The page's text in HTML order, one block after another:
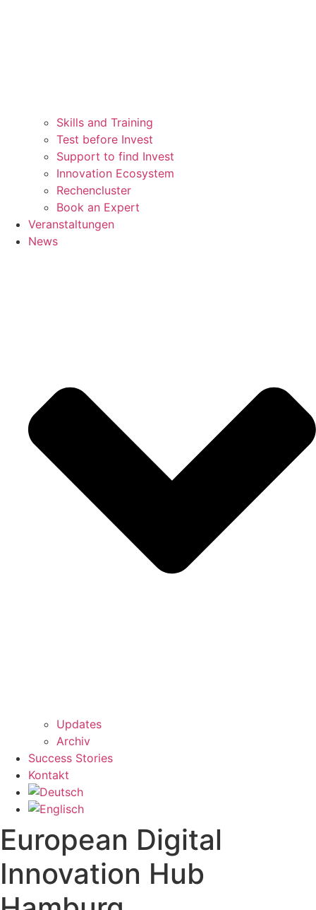
Skills and Training
Test before Invest
Support to find Invest
Innovation Ecosystem
Rechencluster​
Book an Expert
Veranstaltungen
News
Updates
Archiv
Success Stories
Kontakt
European Digital
Innovation Hub